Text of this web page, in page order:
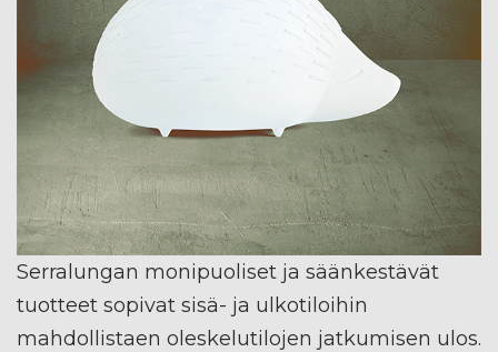
Serralungan monipuoliset ja säänkestävät
tuotteet sopivat sisä- ja ulkotiloihin
mahdollistaen oleskelutilojen jatkumisen ulos.